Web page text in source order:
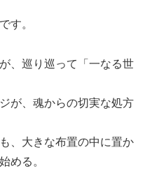
す。
、巡り巡って「一なる世
が、魂からの切実な処方
、大きな布置の中に置か
める。